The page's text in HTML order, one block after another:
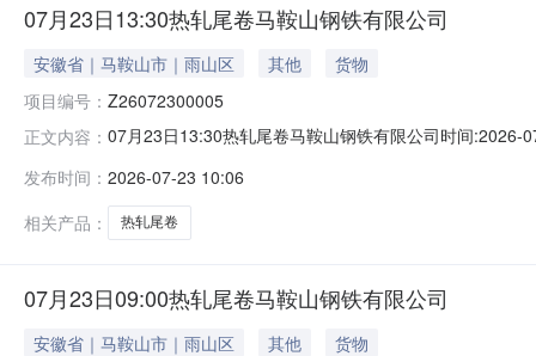
07月23日13:30热轧尾卷马鞍山钢铁有限公司
安徽省｜马鞍山市｜雨山区 其他
货物
项目编号： Z26072300005
正文内容： 07月23日13:30热轧尾卷马鞍山钢铁有限公司时间
保证金：￥1,700.00元交易保证金：￥1,700.00元竞价
发布时间： 2026-07-23 10:06
相关产品：
热轧尾卷
07月23日09:00热轧尾卷马鞍山钢铁有限公司
安徽省｜马鞍山市｜雨山区 其他
货物